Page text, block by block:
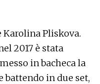
Karolina Pliskova.
2017 è stata
in bacheca la
in due set,